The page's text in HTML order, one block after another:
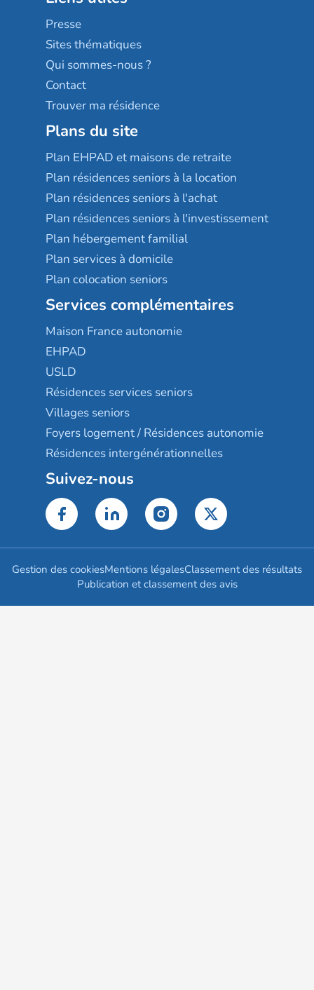
Sérénys
Résidences services Villa Médicis
Presse
Sites thématiques
Qui sommes-nous ?
Contact
Trouver ma résidence
Plans du site
Plan EHPAD et maisons de retraite
Plan résidences seniors à la location
Plan résidences seniors à l'achat
Plan résidences seniors à l'investissement
Plan hébergement familial
Plan services à domicile
Plan colocation seniors
Services complémentaires
Maison France autonomie
EHPAD
USLD
Résidences services seniors
Villages seniors
Foyers logement / Résidences autonomie
Résidences intergénérationnelles
Suivez-nous
Gestion des cookiesMentions légalesClassement des résultats
Publication et classement des avis